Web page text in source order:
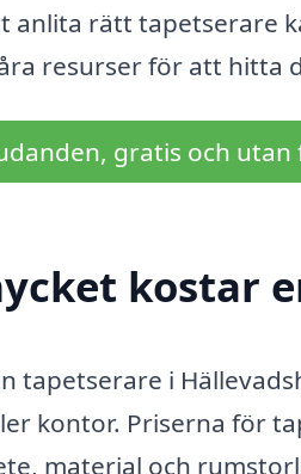
anlita rätt tapetserare
resurser för att hitta
gratis och
kostar
tapetserare i
kontor. Priserna för
material och